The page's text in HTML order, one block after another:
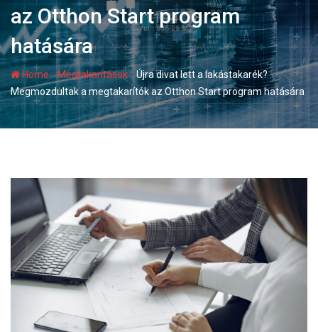
az Otthon Start program
hatására
Home-Megtakarítások -Újra divat lett a lakástakarék?
Megmozdultak a megtakarítók az Otthon Start program hatására